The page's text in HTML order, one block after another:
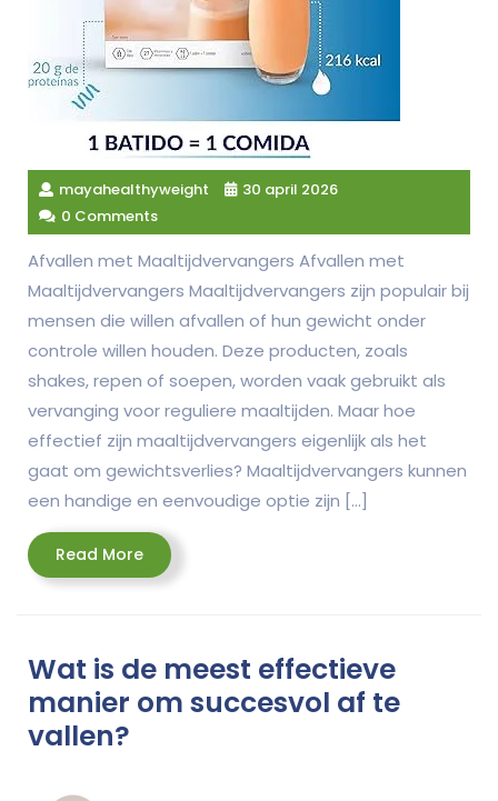
mayahealthyweight
30 april 2026
0 Comments
Afvallen met Maaltijdvervangers Afvallen met
Maaltijdvervangers Maaltijdvervangers zijn populair bij
mensen die willen afvallen of hun gewicht onder
controle willen houden. Deze producten, zoals
shakes, repen of soepen, worden vaak gebruikt als
vervanging voor reguliere maaltijden. Maar hoe
effectief zijn maaltijdvervangers eigenlijk als het
gaat om gewichtsverlies? Maaltijdvervangers kunnen
een handige en eenvoudige optie zijn […]
Read MoreRead
More
Wat is de meest effectieve
manier om succesvol af te
vallen?